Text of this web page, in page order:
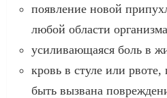
появление новой
любой области
усиливающаяся боль в
кровь в стуле или
быть вызвана